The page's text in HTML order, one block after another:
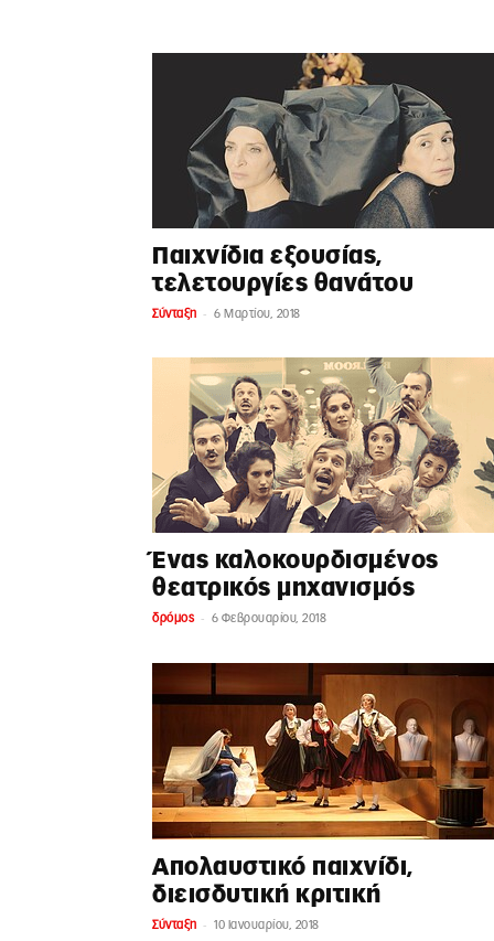
Παιχνίδια εξουσίας,
τελετουργίες θανάτου
Σύνταξη - 6 Μαρτίου, 2018
Ένας καλοκουρδισμένος
θεατρικός μηχανισμός
δρόμος - 6 Φεβρουαρίου, 2018
Απολαυστικό παιχνίδι,
διεισδυτική κριτική
Σύνταξη - 10 Ιανουαρίου, 2018